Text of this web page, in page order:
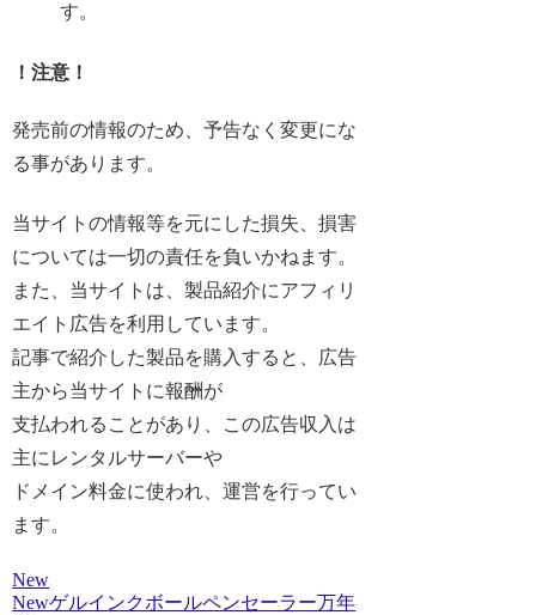
す。
！注意！
発売前の情報のため、予告なく変更にな
る事があります。
当サイトの情報等を元にした損失、損害
については一切の責任を負いかねます。
また、当サイトは、製品紹介にアフィリ
エイト広告を利用しています。
記事で紹介した製品を購入すると、広告
主から当サイトに報酬が
支払われることがあり、この広告収入は
主にレンタルサーバーや
ドメイン料金に使われ、運営を行ってい
ます。
New
Newゲルインクボールペンセーラー万年